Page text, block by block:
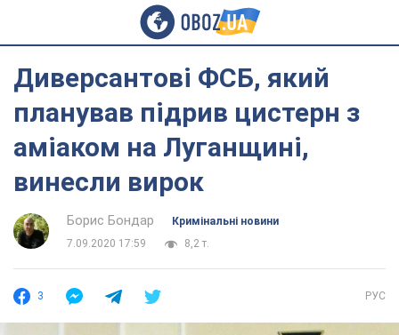
Диверсантові ФСБ, який
планував підрив цистерн з
аміаком на Луганщині,
винесли вирок
Борис Бондар
Кримінальні новини
7.09.2020 17:59
8,2 т.
3 РУС